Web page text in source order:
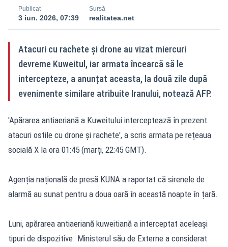
Publicat
3 iun. 2026, 07:39
Sursă
realitatea.net
Atacuri cu rachete și drone au vizat miercuri
devreme Kuweitul, iar armata încearcă să le
intercepteze, a anunțat aceasta, la două zile după
evenimente similare atribuite Iranului, notează AFP.
'Apărarea antiaeriană a Kuweitului interceptează în prezent
atacuri ostile cu drone și rachete', a scris armata pe rețeaua
socială X la ora 01:45 (marți, 22:45 GMT).
Agenția națională de presă KUNA a raportat că sirenele de
alarmă au sunat pentru a doua oară în această noapte în țară.
Luni, apărarea antiaeriană kuweitiană a interceptat aceleași
tipuri de dispozitive. Ministerul său de Externe a considerat